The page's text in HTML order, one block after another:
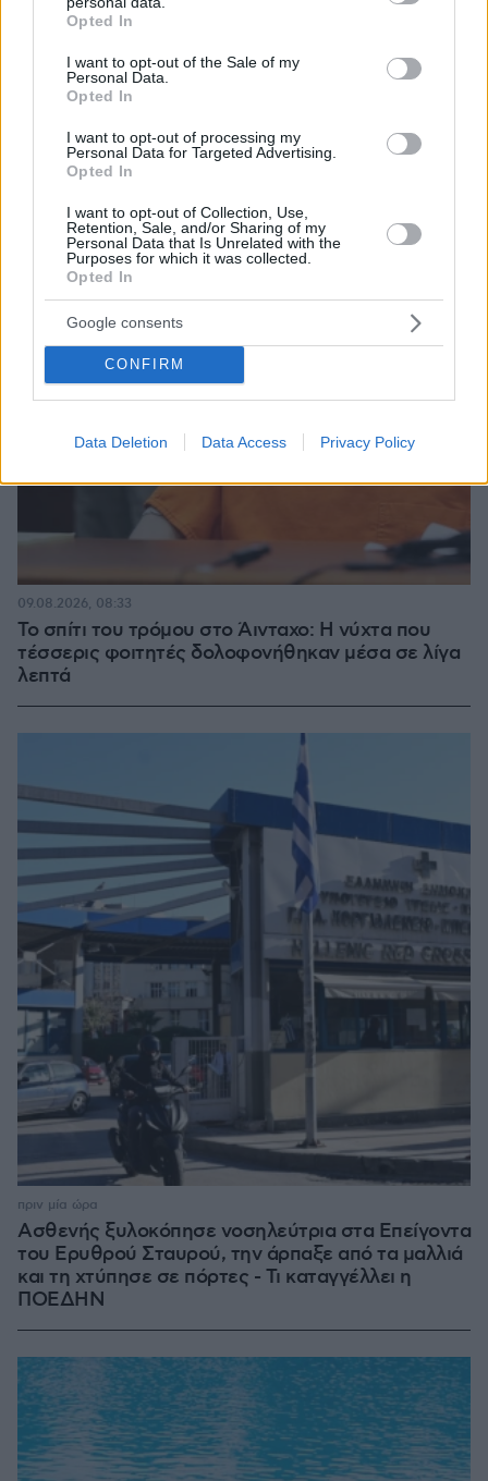
grant or deny consent to Google and its third-party tags to
use your data for below specified purposes in below Google
consent section.
Opted In
I want to opt-out of the Sale of my
Personal Data.
Opted In
I want to opt-out of processing my
Personal Data for Targeted Advertising.
Opted In
I want to opt-out of Collection, Use,
Retention, Sale, and/or Sharing of my
Personal Data that Is Unrelated with the
Purposes for which it was collected.
Opted In
Google consents
CONFIRM
Data Deletion Data Access Privacy Policy
ΤΑ ΠΙΟ ΔΗΜΟΦΙΛΗ
Το σπίτι του τρόμου στο Άινταχο: Η νύχτα που
τέσσερις φοιτητές δολοφονήθηκαν μέσα σε λίγα
λεπτά
09.08.2026, 08:33
Ασθενής ξυλοκόπησε νοσηλεύτρια στα Επείγοντα
του Ερυθρού Σταυρού, την άρπαξε από τα μαλλιά
και τη χτύπησε σε πόρτες - Τι καταγγέλλει η
ΠΟΕΔΗΝ
πριν μία ώρα